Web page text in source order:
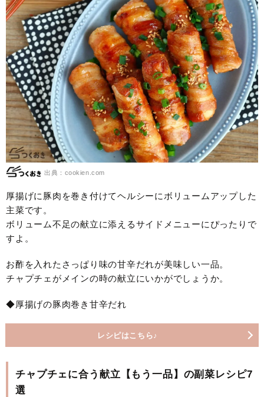
出典：cookien.com
厚揚げに豚肉を巻き付けてヘルシーにボリュームアップした
主菜です。
ボリューム不足の献立に添えるサイドメニューにぴったりで
すよ。
お酢を入れたさっぱり味の甘辛だれが美味しい一品。
チャプチェがメインの時の献立にいかがでしょうか。
◆厚揚げの豚肉巻き甘辛だれ
レシピはこちら♪
チャプチェに合う献立【もう一品】の副菜レシピ7
選